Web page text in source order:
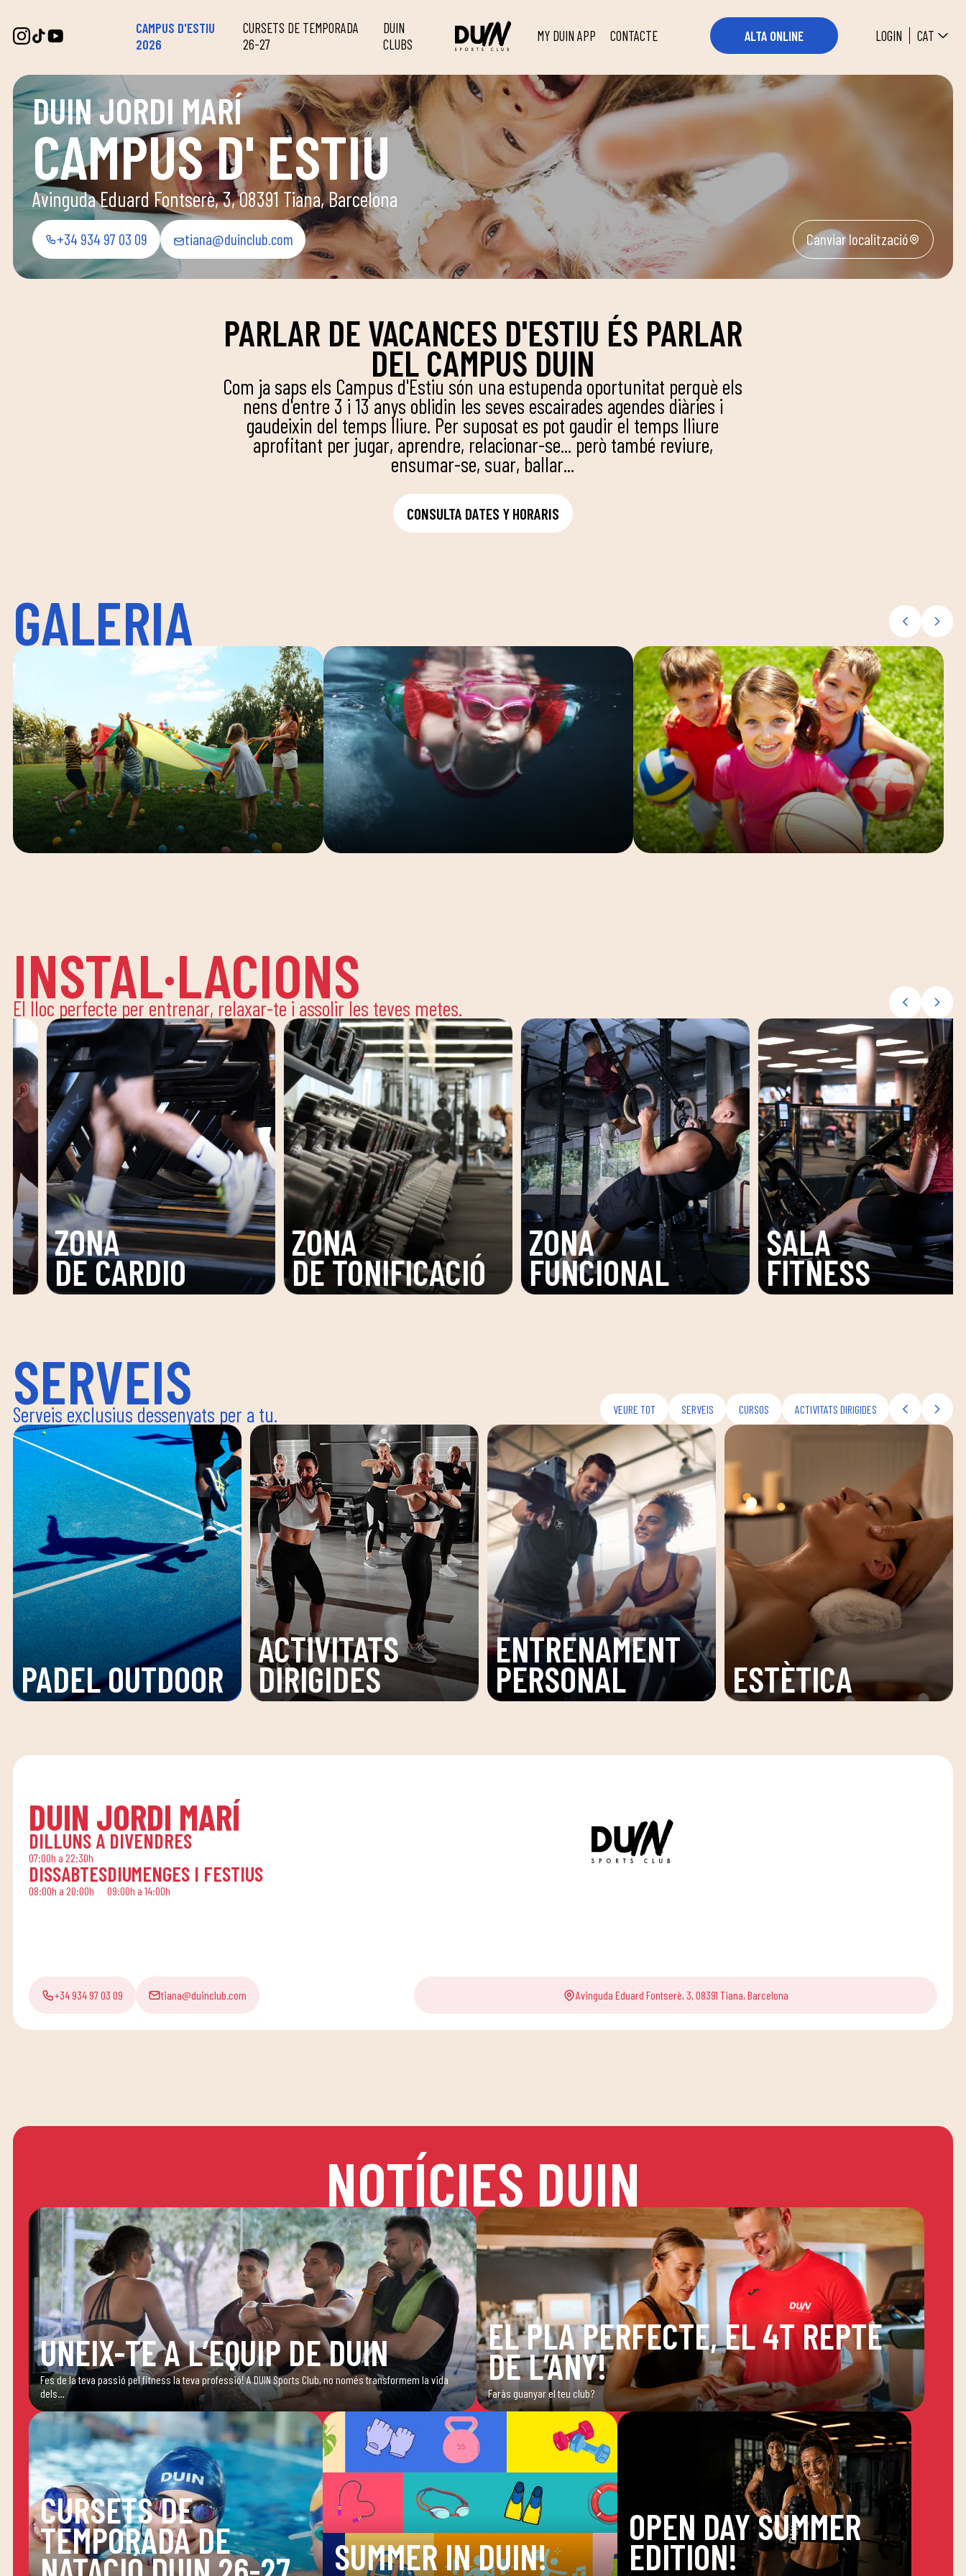
CAMPUS D'ESTIU
2026
CURSETS DE TEMPORADA
26-27
DUIN
CLUBS
MY DUIN APP CONTACTE ALTA ONLINE LOGIN CAT
DUIN JORDI MARÍ
CAMPUS D' ESTIU
Avinguda Eduard Fontserè, 3, 08391 Tiana, Barcelona
+34 934 97 03 09 tiana@duinclub.com Canviar localització
PARLAR DE VACANCES D'ESTIU ÉS PARLAR
DEL CAMPUS DUIN
Com ja saps els Campus d'Estiu són una estupenda oportunitat perquè els
nens d'entre 3 i 13 anys oblidin les seves escairades agendes diàries i
gaudeixin del temps lliure. Per suposat es pot gaudir el temps lliure
aprofitant per jugar, aprendre, relacionar-se... però també reviure,
ensumar-se, suar, ballar...
CONSULTA DATES Y HORARIS
GALERIA
INSTAL·LACIONS
El lloc perfecte per entrenar, relaxar-te i assolir les teves metes.
ZONA
DE TONIFICACIÓ
ZONA
FUNCIONAL
SALA
FITNESS
ZONA
PISCINA
SERVEIS
Serveis exclusius dessenyats per a tu. VEURE TOT SERVEIS CURSOS ACTIVITATS DIRIGIDES
PADEL OUTDOOR
ACTIVITATS
DIRIGIDES
ENTRENAMENT
PERSONAL ESTÈTICA
DUIN JORDI MARÍ
DILLUNS A DIVENDRES
07:00h a 22:30h
DISSABTES
08:00h a 20:00h
DIUMENGES I FESTIUS
09:00h a 14:00h
+34 934 97 03 09 tiana@duinclub.com Avinguda Eduard Fontserè, 3, 08391 Tiana, Barcelona
NOTÍCIES DUIN
UNEIX-TE A L’EQUIP DE DUIN
Fes de la teva passió pel fitness la teva professió! A DUIN Sports Club, no només transformem la vida
dels…
EL PLA PERFECTE, EL 4T REPTE
DE L’ANY!
Faràs guanyar el teu club?
CURSETS DE
TEMPORADA DE SUMMER IN DUIN!
OPEN DAY SUMMER
EDITION!